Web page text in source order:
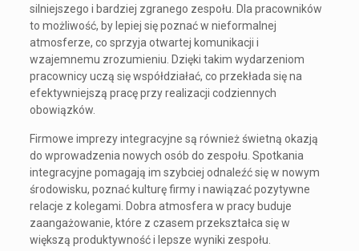
silniejszego i bardziej zgranego zespołu. Dla pracowników
to możliwość, by lepiej się poznać w nieformalnej
atmosferze, co sprzyja otwartej komunikacji i
wzajemnemu zrozumieniu. Dzięki takim wydarzeniom
pracownicy uczą się współdziałać, co przekłada się na
efektywniejszą pracę przy realizacji codziennych
obowiązków.
Firmowe imprezy integracyjne są również świetną okazją
do wprowadzenia nowych osób do zespołu. Spotkania
integracyjne pomagają im szybciej odnaleźć się w nowym
środowisku, poznać kulturę firmy i nawiązać pozytywne
relacje z kolegami. Dobra atmosfera w pracy buduje
zaangażowanie, które z czasem przekształca się w
większą produktywność i lepsze wyniki zespołu.